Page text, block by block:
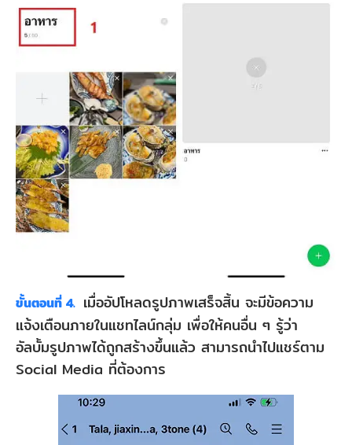
ขั้นตอนที่ 4. เมื่ออัปโหลดรูปภาพเสร็จสิ้น จะมีข้อความ
แจ้งเตือนภายในแชทไลน์กลุ่ม เพื่อให้คนอื่น ๆ รู้ว่า
อัลบั้มรูปภาพได้ถูกสร้างขึ้นแล้ว สามารถนำไปแชร์ตาม
Social Media ที่ต้องการ